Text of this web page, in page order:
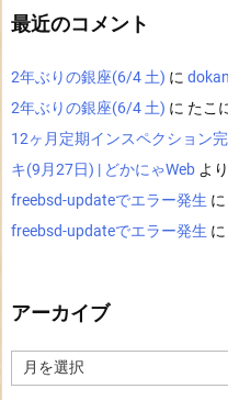
最近のコメント
2年ぶりの銀座(6/4 土) に
2年ぶりの銀座(6/4 土) に たこ
12ヶ月定期インスペクション
キ(9月27日) | どかにゃWeb より
freebsd-updateでエラー発生 に
freebsd-updateでエラー発生 に
アーカイブ
ー